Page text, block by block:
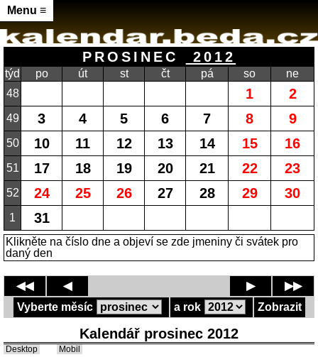
Menu ≡
PROSINEC 2012
týd po út st čt pá so
ne
48
1 2
49 3 4 5 6 7 8 9
50 10 11 12 13 14 15 16
51 17 18 19 20 21 22 23
52 24 25 26 27 28 29 30
1 31
Klikněte na číslo dne a objeví se zde jmeniny či svátek pro
daný den
Vyberte měsíc a rok Zobrazit
◀◀ ◀ ▶ ▶▶
Kalendář prosinec 2012
Desktop Mobil